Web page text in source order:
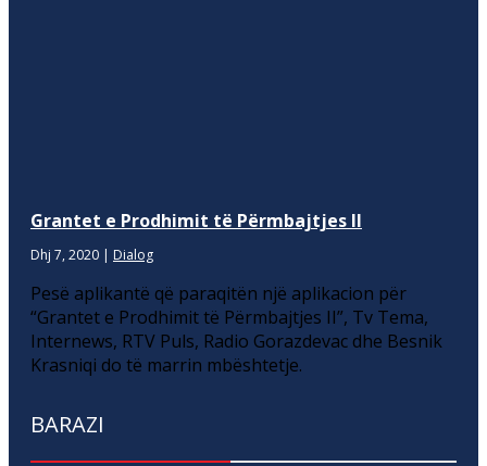
Grantet e Prodhimit të Përmbajtjes II
Dhj 7, 2020 | Dialog
Pesë aplikantë që paraqitën një aplikacion për
“Grantet e Prodhimit të Përmbajtjes II”, Tv Tema,
Internews, RTV Puls, Radio Gorazdevac dhe Besnik
Krasniqi do të marrin mbështetje.
BARAZI